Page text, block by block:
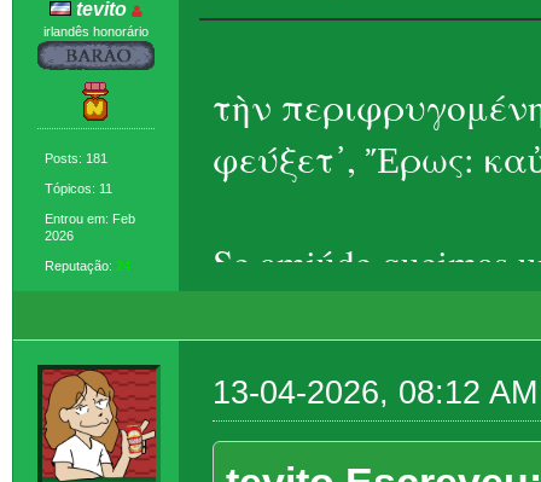
tevito
irlandês honorário
Posts: 181
Tópicos: 11
Entrou em: Feb
2026
Reputação: 24
τὴν
φεύξετ᾽, Ἔρως:
Se amiúde queimas
13-04-2026, 08:12 AM